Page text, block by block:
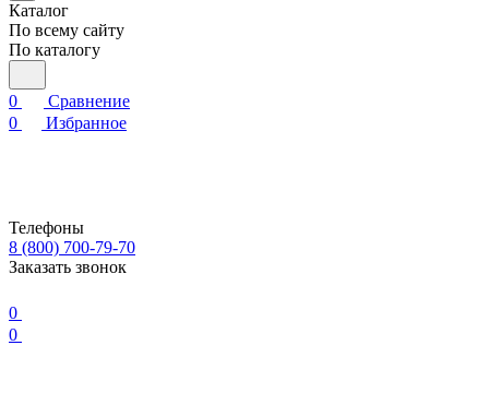
Каталог
По всему сайту
По каталогу
0
Сравнение
0
Избранное
Телефоны
8 (800) 700-79-70
Заказать звонок
0
0